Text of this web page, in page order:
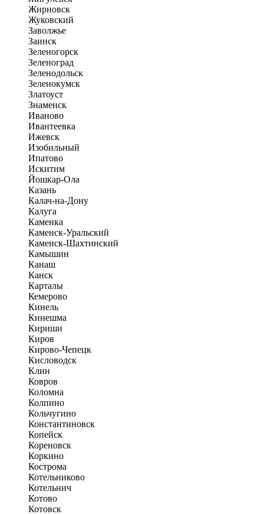
Жирновск
Жуковский
Заволжье
Заинск
Зеленогорск
Зеленоград
Зеленодольск
Зеленокумск
Златоуст
Знаменск
Иваново
Ивантеевка
Ижевск
Изобильный
Ипатово
Искитим
Йошкар-Ола
Казань
Калач-на-Дону
Калуга
Каменка
Каменск-Уральский
Каменск-Шахтинский
Камышин
Канаш
Канск
Карталы
Кемерово
Кинель
Кинешма
Кириши
Киров
Кирово-Чепецк
Кисловодск
Клин
Ковров
Коломна
Колпино
Кольчугино
Константиновск
Копейск
Кореновск
Коркино
Кострома
Котельниково
Котельнич
Котово
Котовск